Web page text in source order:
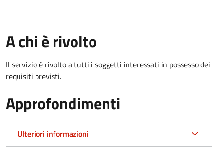
A chi è rivolto
Il servizio è rivolto a tutti i soggetti interessati in possesso dei
requisiti previsti.
Approfondimenti
Ulteriori informazioni